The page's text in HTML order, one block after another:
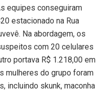
equipes conseguiram
estacionado na Rua
Na abordagem, os
com 20 celulares
portava R$ 1.218,00 em
mulheres do grupo foram
incluindo skunk, maconha